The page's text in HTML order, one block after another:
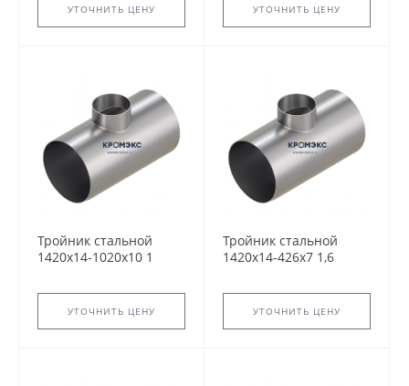
сварнойУТОЧНИТЬ ЦЕНУ
сварнойУТОЧНИТЬ ЦЕНУ
Тройник стальной
1420x14-1020х10 1
5.903-13 переходный
сварнойУТОЧНИТЬ ЦЕНУ
Тройник стальной
1420x14-426х7 1,6
5.903-13 переходный
сварнойУТОЧНИТЬ ЦЕНУ